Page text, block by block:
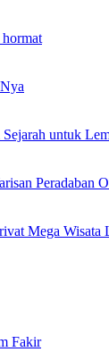
hormat
untuk
Peradaban
Mega
Fakir